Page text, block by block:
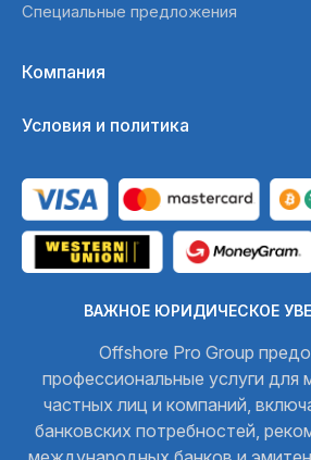
Специальные предложения
Компания
Условия и политика
ВАЖНОЕ ЮРИДИЧЕСКОЕ
Offshore Pro Group
профессиональные услуги
частных лиц и компаний,
банковских потребностей,